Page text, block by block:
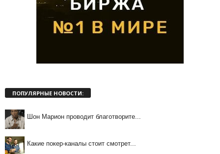
ПОПУЛЯРНЫЕ НОВОСТИ:
Шон Марион проводит благотворите...
Какие покер-каналы стоит смотрет...